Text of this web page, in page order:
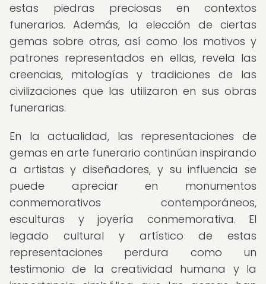
estas piedras preciosas en contextos
funerarios. Además, la elección de ciertas
gemas sobre otras, así como los motivos y
patrones representados en ellas, revela las
creencias, mitologías y tradiciones de las
civilizaciones que las utilizaron en sus obras
funerarias.
En la actualidad, las representaciones de
gemas en arte funerario continúan inspirando
a artistas y diseñadores, y su influencia se
puede apreciar en monumentos
conmemorativos contemporáneos,
esculturas y joyería conmemorativa. El
legado cultural y artístico de estas
representaciones perdura como un
testimonio de la creatividad humana y la